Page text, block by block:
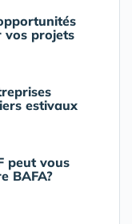
vos projets
estivaux
peut vous
BAFA?